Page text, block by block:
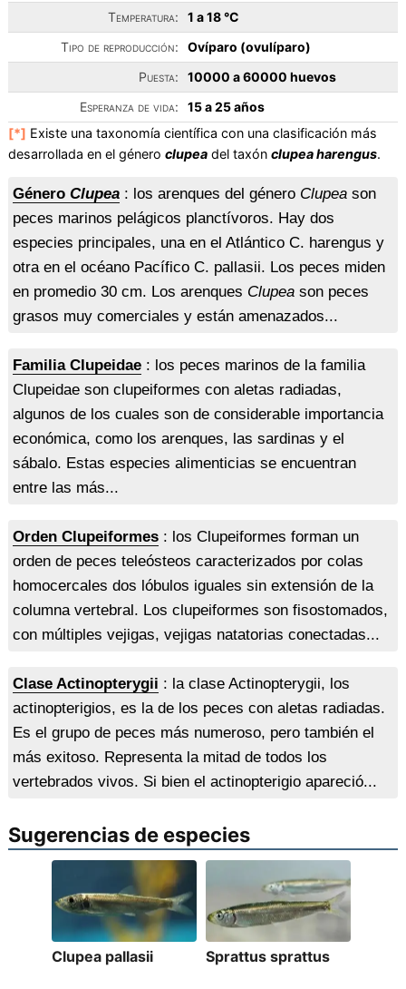
Temperatura:
1 a 18 °C
Tipo de reproducción:
Ovíparo (ovulíparo)
Puesta:
10000 a 60000 huevos
Esperanza de vida:
15 a 25 años
[*] Existe una taxonomía científica con una clasificación más
desarrollada en el género clupeadel taxón clupea harengus.
Género Clupea: los arenques del género Clupeason
peces marinos pelágicos planctívoros. Hay dos
especies principales, una en el Atlántico C. harengus y
otra en el océano Pacífico C. pallasii. Los peces miden
en promedio 30 cm. Los arenques Clupeason peces
grasos muy comerciales y están amenazados...
Familia Clupeidae: los peces marinos de la familia
Clupeidae son clupeiformes con aletas radiadas,
algunos de los cuales son de considerable importancia
económica, como los arenques, las sardinas y el
sábalo. Estas especies alimenticias se encuentran
entre las más...
Orden Clupeiformes: los Clupeiformes forman un
orden de peces teleósteos caracterizados por colas
homocercales dos lóbulos iguales sin extensión de la
columna vertebral. Los clupeiformes son fisostomados,
con múltiples vejigas, vejigas natatorias conectadas...
Clase Actinopterygii : la clase Actinopterygii, los
actinopterigios, es la de los peces con aletas radiadas.
Es el grupo de peces más numeroso, pero también el
más exitoso. Representa la mitad de todos los
vertebrados vivos. Si bien el actinopterigio apareció...
Sugerencias de especies
Clupea pallasii Sprattus sprattus